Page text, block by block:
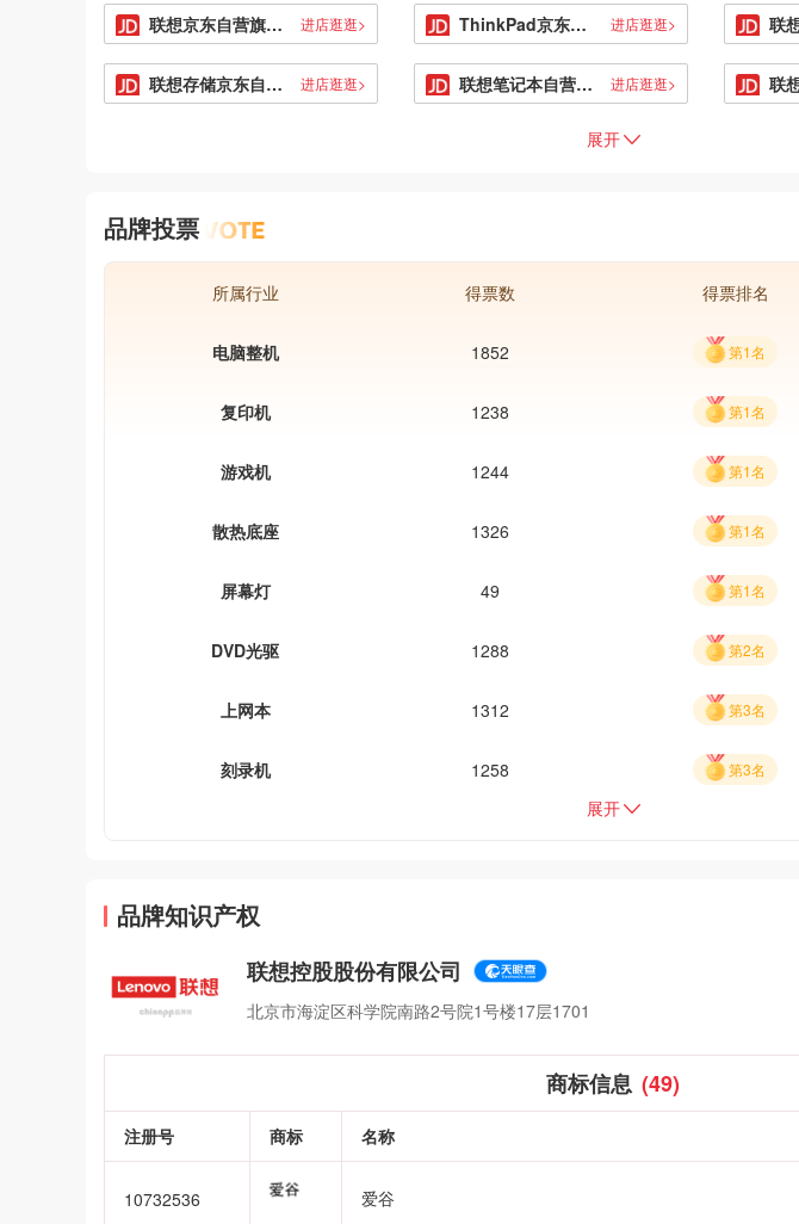
联想京东自营旗舰店 进店逛逛> ThinkPad京东自营旗舰店 进店逛逛>
联想存储京东自营旗舰店 进店逛逛> 联想笔记本自营旗舰店 进店逛逛>
展开
品牌投票
所属行业 得票数 得票排名
电脑整机 1852 第1名
复印机 1238 第1名
游戏机 1244 第1名
散热底座 1326 第1名
屏幕灯 49 第1名
DVD光驱 1288 第2名
上网本 1312 第3名
刻录机 1258 第3名
展开
品牌知识产权
联想控股股份有限公司
北京市海淀区科学院南路2号院1号楼17层1701
商标信息 (49)
注册号 商标 名称
10732536 爱谷